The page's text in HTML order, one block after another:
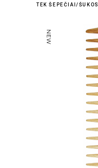
TEK ŠEPEČIAI/ŠUKOS
NEW